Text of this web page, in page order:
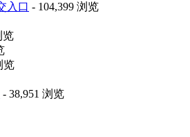
入口 - 104,399 浏览
览
览
- 38,951 浏览